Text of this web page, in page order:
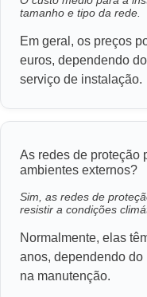
tamanho e tipo da rede.
Em geral, os preços
euros, dependendo
serviço de instalação.
As redes de proteção
ambientes externos?
Sim, as redes de
resistir a condições
Normalmente, elas
anos, dependendo
na manutenção.